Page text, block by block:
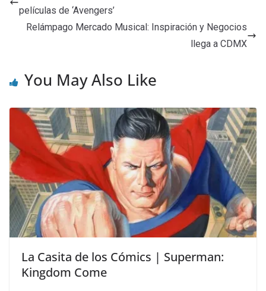
películas de ‘Avengers’
Relámpago Mercado Musical: Inspiración y Negocios
llega a CDMX
You May Also Like
La Casita de los Cómics | Superman:
Kingdom Come